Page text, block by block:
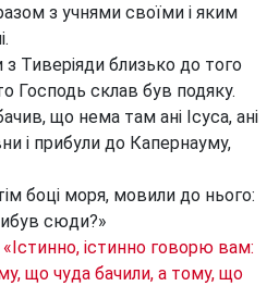
з учнями своїми і яким
Тиверіяди близько до того
Господь склав був подяку.
що нема там ані Ісуса, ані
і прибули до Капернауму,
боці моря, мовили до нього:
сюди?»
«Істинно, істинно говорю вам:
що чуда бачили, а тому, що